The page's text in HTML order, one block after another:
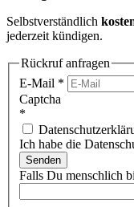
Selbstverständlich
jederzeit kündigen.
Rückruf anfragen
E-Mail *
Captcha
*
Ich habe die
Senden
Falls Du menschlich